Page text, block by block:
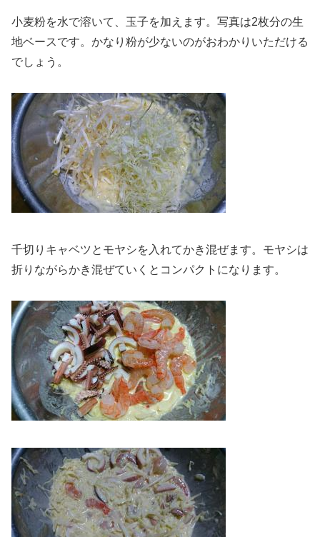
小麦粉を水で溶いて、玉子を加えます。写真は2枚分の生
地ベースです。かなり粉が少ないのがおわかりいただける
でしょう。
千切りキャベツとモヤシを入れてかき混ぜます。モヤシは
折りながらかき混ぜていくとコンパクトになります。